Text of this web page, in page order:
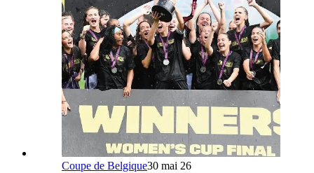
Coupe de Belgique30 mai 26